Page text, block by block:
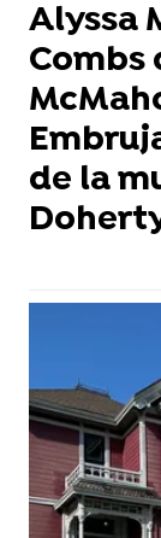
Alyssa
Combs
de la